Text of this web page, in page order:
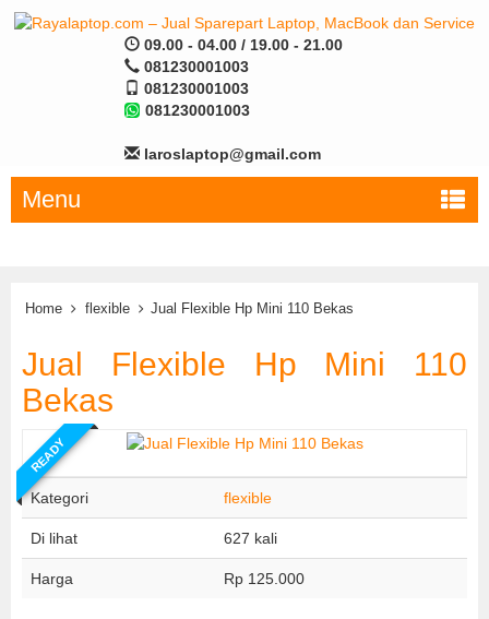
09.00 - 04.00 / 19.00 - 21.00
081230001003
081230001003
081230001003
laroslaptop@gmail.com
Menu
Home flexible Jual Flexible Hp Mini 110 Bekas
Jual Flexible Hp Mini 110
Bekas
READY
Kategori flexible
Di lihat 627 kali
Harga Rp 125.000